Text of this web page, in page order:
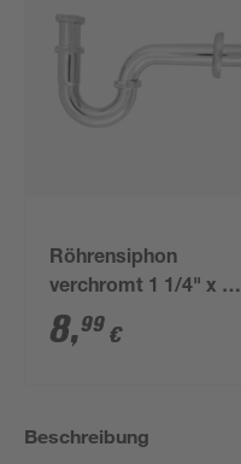
Röhrensiphon
verchromt 1 1/4" x 32
mm
8,99 €
Beschreibung